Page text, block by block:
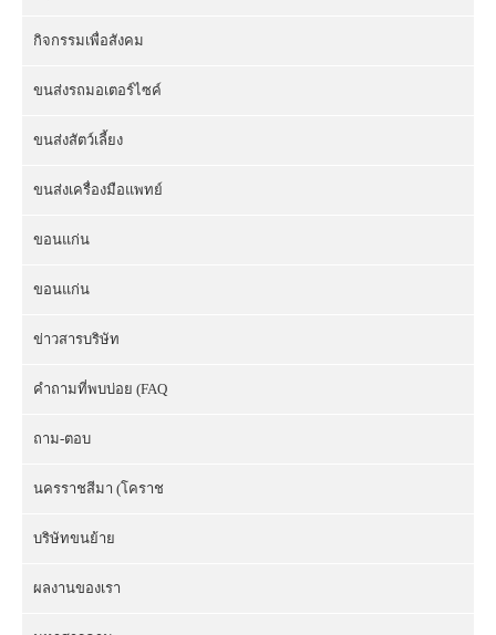
กิจกรรมเพื่อสังคม
ขนส่งรถมอเตอร์ไซค์
ขนส่งสัตว์เลี้ยง
ขนส่งเครื่องมือแพทย์
ขอนแก่น
ขอนแก่น
ข่าวสารบริษัท
คำถามที่พบบ่อย (FAQ
ถาม-ตอบ
นครราชสีมา (โคราช
บริษัทขนย้าย
ผลงานของเรา